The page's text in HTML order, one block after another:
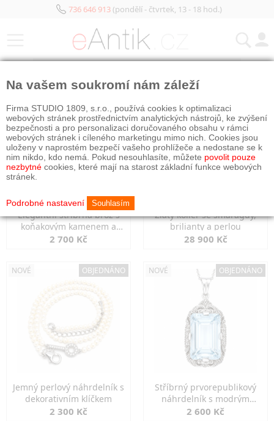
736 646 913(pondělí - čtvrtek, 13 - 18 hod.)
Elegantní stříbrná brož s
koňakovým kamenem a
markazity
2 700 Kč
Zlatý kolier se smaragdy,
brilianty a perlou
28 900 Kč
NOVÉ OBJEDNÁNO
Jemný perlový náhrdelník s
dekorativním klíčkem
2 300 Kč
NOVÉ OBJEDNÁNO
Stříbrný prvorepublikový
náhrdelník s modrým
spinelem
2 600 Kč
Na vašem soukromí nám záleží
Firma STUDIO 1809, s.r.o., používá cookies k optimalizaci
webových stránek prostřednictvím analytických nástrojů, ke zvýšení
bezpečnosti a pro personalizaci doručovaného obsahu v rámci
webových stránek i cíleného marketingu mimo nich. Cookies jsou
uloženy v naprostém bezpečí vašeho prohlížeče a nedostane se k
nim nikdo, kdo nemá. Pokud nesouhlasíte, můžete povolit pouze
nezbytné cookies, které mají na starost základní funkce webových
stránek.
Podrobné nastavení Souhlasím